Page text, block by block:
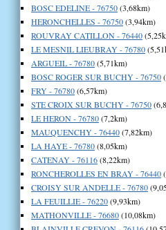
BOSC EDELINE - 76750(3,68km)
HERONCHELLES - 76750(3,94km)
ROUVRAY CATILLON - 76440
LE MESNIL LIEUBRAY - 76780
ARGUEIL - 76780(5,71km)
BOSC ROGER SUR BUCHY - 76750
FRY - 76780(6,57km)
STE CROIX SUR BUCHY - 76750
LE HERON - 76780(7,2km)
MAUQUENCHY - 76440(7,82km)
LA HAYE - 76780(8,05km)
CATENAY - 76116(8,22km)
RONCHEROLLES EN BRAY - 76440
CROISY SUR ANDELLE - 76780
LA FEUILLIE - 76220(9,93km)
MATHONVILLE - 76680(10,08km)